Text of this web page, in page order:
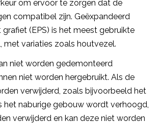
om ervoor te zorgen dat de
compatibel zijn. Geëxpandeerd
(EPS) is het meest gebruikte
met variaties zoals houtvezel.
niet worden gedemonteerd
niet worden hergebruikt. Als de
verwijderd, zoals bijvoorbeeld het
het naburige gebouw wordt verhoogd,
verwijderd en kan deze niet worden